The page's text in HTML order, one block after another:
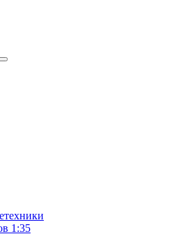
1:35